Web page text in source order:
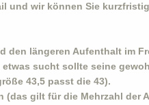
und wir können Sie
längeren Aufenthalt im
sucht sollte seine
43,5 passt die 43).
gilt für die Mehrzahl der